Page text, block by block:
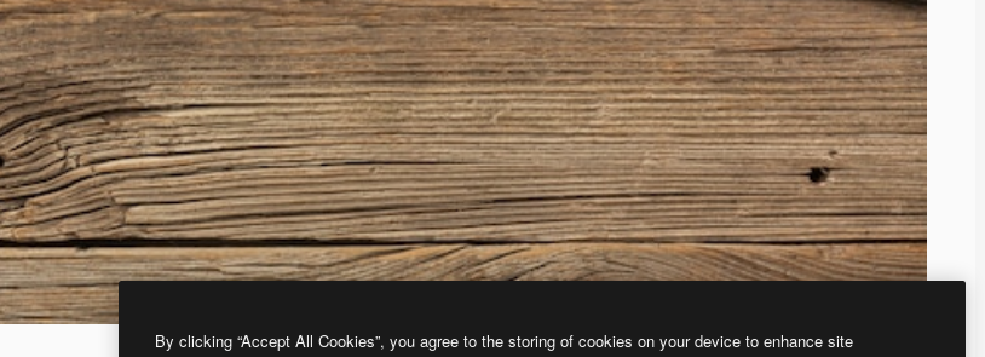
By clicking “Accept All Cookies”, you agree to the storing of cookies on your device to enhance site